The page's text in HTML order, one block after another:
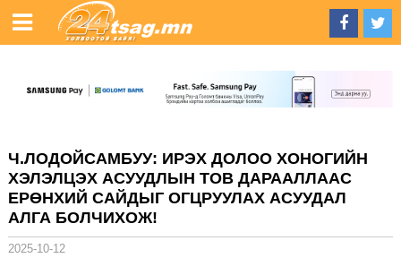
Ч.ЛОДОЙСАМБУУ: ИРЭХ ДОЛОО ХОНОГИЙН
ХЭЛЭЛЦЭХ АСУУДЛЫН ТОВ ДАРААЛЛААС
ЕРӨНХИЙ САЙДЫГ ОГЦРУУЛАХ АСУУДАЛ
АЛГА БОЛЧИХОЖ!
2025-10-12